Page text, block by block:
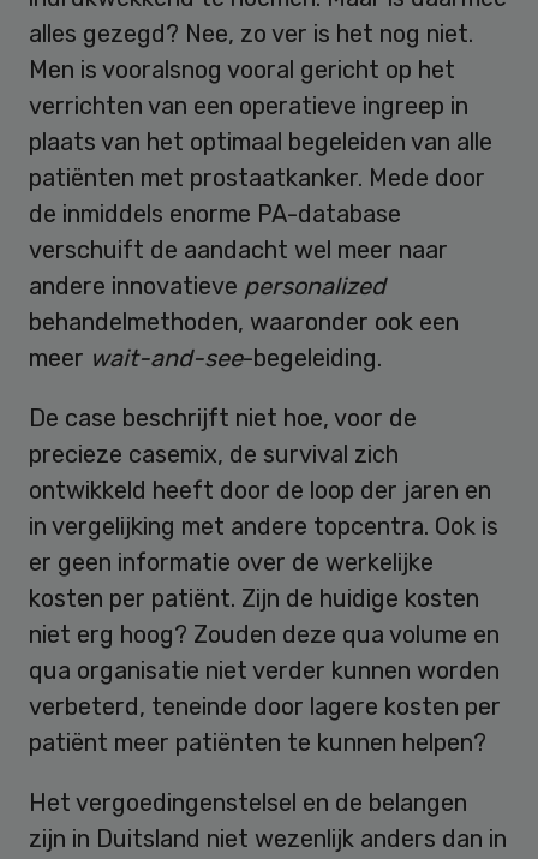
alles gezegd? Nee, zo ver is het nog niet.
Men is vooralsnog vooral gericht op het
verrichten van een operatieve ingreep in
plaats van het optimaal begeleiden van alle
patiënten met prostaatkanker. Mede door
de inmiddels enorme PA-database
verschuift de aandacht wel meer naar
andere innovatieve personalized
behandelmethoden, waaronder ook een
meer wait-and-see-begeleiding.
De case beschrijft niet hoe, voor de
precieze casemix, de survival zich
ontwikkeld heeft door de loop der jaren en
in vergelijking met andere topcentra. Ook is
er geen informatie over de werkelijke
kosten per patiënt. Zijn de huidige kosten
niet erg hoog? Zouden deze qua volume en
qua organisatie niet verder kunnen worden
verbeterd, teneinde door lagere kosten per
patiënt meer patiënten te kunnen helpen?
Het vergoedingenstelsel en de belangen
zijn in Duitsland niet wezenlijk anders dan in